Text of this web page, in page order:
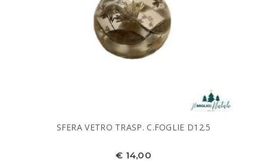
SFERA VETRO TRASP. C.FOGLIE D12.5
€ 14,00